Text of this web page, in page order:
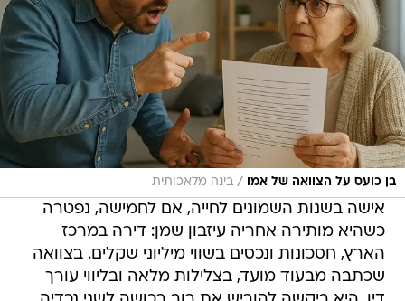
בן כועס על הצוואה של אמו / בינה מלאכותית
אישה בשנות השמונים לחייה, אם לחמישה, נפטרה
כשהיא מותירה אחריה עיזבון שמן: דירה במרכז
הארץ, חסכונות ונכסים בשווי מיליוני שקלים. בצוואה
שכתבה מבעוד מועד, בצלילות מלאה ובליווי עורך